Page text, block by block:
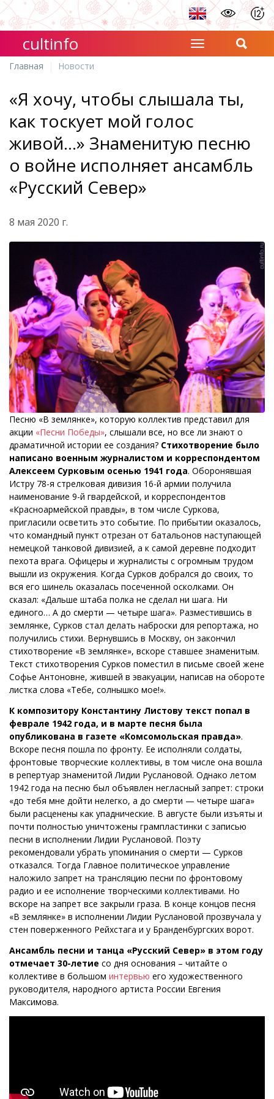
cultinfo
Главная Новости
«Я хочу, чтобы слышала ты,
как тоскует мой голос
живой…» Знаменитую песню
о войне исполняет ансамбль
«Русский Север»
8 мая 2020 г.
Песню «В землянке», которую коллектив представил для
акции «Песни Победы», слышали все, но все ли знают о
драматичной истории ее создания? Стихотворение было
написано военным журналистом и корреспондентом
Алексеем Сурковым осенью 1941 года. Оборонявшая
Истру 78-я стрелковая дивизия 16-й армии получила
наименование 9-й гвардейской, и корреспондентов
«Красноармейской правды», в том числе Суркова,
пригласили осветить это событие. По прибытии оказалось,
что командный пункт отрезан от батальонов наступающей
немецкой танковой дивизией, а к самой деревне подходит
пехота врага. Офицеры и журналисты с огромным трудом
вышли из окружения. Когда Сурков добрался до своих, то
вся его шинель оказалась посеченной осколками. Он
сказал: «Дальше штаба полка не сделал ни шага. Ни
единого… А до смерти — четыре шага». Разместившись в
землянке, Сурков стал делать наброски для репортажа, но
получились стихи. Вернувшись в Москву, он закончил
стихотворение «В землянке», вскоре ставшее знаменитым.
Текст стихотворения Сурков поместил в письме своей жене
Софье Антоновне, жившей в эвакуации, написав на обороте
листка слова «Тебе, солнышко мое!».
К композитору Константину Листову текст попал в
феврале 1942 года, и в марте песня была
опубликована в газете «Комсомольская правда».
Вскоре песня пошла по фронту. Ее исполняли солдаты,
фронтовые творческие коллективы, в том числе она вошла
в репертуар знаменитой Лидии Руслановой. Однако летом
1942 года на песню был объявлен негласный запрет: строки
«до тебя мне дойти нелегко, а до смерти — четыре шага»
были расценены как упаднические. В августе были изъяты и
почти полностью уничтожены грампластинки с записью
песни в исполнении Лидии Руслановой. Поэту
рекомендовали убрать упоминания о смерти — Сурков
отказался. Тогда Главное политическое управление
наложило запрет на трансляцию песни по фронтовому
радио и ее исполнение творческими коллективами. Но
вскоре на запрет все закрыли граза. В конце концов песня
«В землянке» в исполнении Лидии Руслановой прозвучала у
стен поверженного Рейхстага и у Бранденбургских ворот.
Ансамбль песни и танца «Русский Север» в этом году
отмечает 30-летие со дня основания – читайте о
коллективе в большом интервью его художественного
руководителя, народного артиста России Евгения
Максимова.